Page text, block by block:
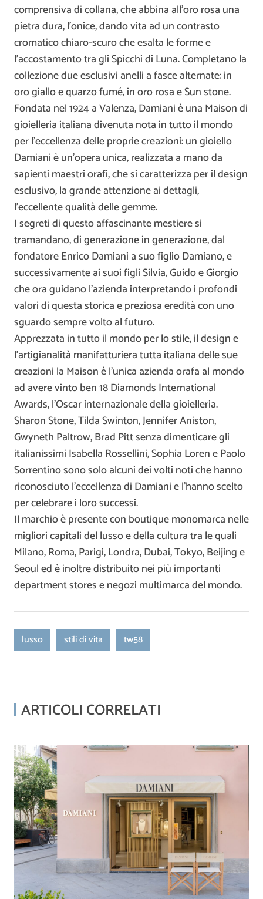
comprensiva di collana, che abbina all’oro rosa una
pietra dura, l’onice, dando vita ad un contrasto
cromatico chiaro-scuro che esalta le forme e
l’accostamento tra gli Spicchi di Luna. Completano la
collezione due esclusivi anelli a fasce alternate: in
oro giallo e quarzo fumé, in oro rosa e Sun stone.
Fondata nel 1924 a Valenza, Damiani è una Maison di
gioielleria italiana divenuta nota in tutto il mondo
per l’eccellenza delle proprie creazioni: un gioiello
Damiani è un’opera unica, realizzata a mano da
sapienti maestri orafi, che si caratterizza per il design
esclusivo, la grande attenzione ai dettagli,
l’eccellente qualità delle gemme.
I segreti di questo affascinante mestiere si
tramandano, di generazione in generazione, dal
fondatore Enrico Damiani a suo figlio Damiano, e
successivamente ai suoi figli Silvia, Guido e Giorgio
che ora guidano l’azienda interpretando i profondi
valori di questa storica e preziosa eredità con uno
sguardo sempre volto al futuro.
Apprezzata in tutto il mondo per lo stile, il design e
l’artigianalità manifatturiera tutta italiana delle sue
creazioni la Maison è l’unica azienda orafa al mondo
ad avere vinto ben 18 Diamonds International
Awards, l’Oscar internazionale della gioielleria.
Sharon Stone, Tilda Swinton, Jennifer Aniston,
Gwyneth Paltrow, Brad Pitt senza dimenticare gli
italianissimi Isabella Rossellini, Sophia Loren e Paolo
Sorrentino sono solo alcuni dei volti noti che hanno
riconosciuto l’eccellenza di Damiani e l’hanno scelto
per celebrare i loro successi.
Il marchio è presente con boutique monomarca nelle
migliori capitali del lusso e della cultura tra le quali
Milano, Roma, Parigi, Londra, Dubai, Tokyo, Beijing e
Seoul ed è inoltre distribuito nei più importanti
department stores e negozi multimarca del mondo.
lusso stili di vita tw58
ARTICOLI CORRELATI